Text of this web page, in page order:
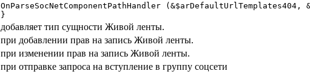
OnParseSocNetComponentPathHandler (&$arDefaultUrlTemplates404,
}
добавляет тип сущности Живой ленты.
при добавлении прав на запись Живой ленты.
при изменении прав на запись Живой ленты.
при отправке запроса на вступление в группу соцсети